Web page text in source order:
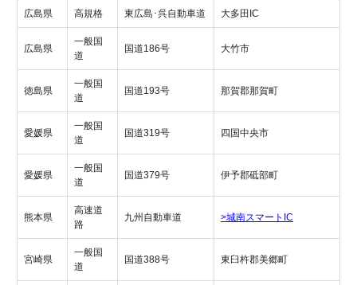
広島県 高規格 東広島･呉自動車道 大多田IC
広島県
一般国
道
国道186号 大竹市
徳島県
一般国
道
国道193号 那賀郡那賀町
愛媛県
一般国
道
国道319号 四国中央市
愛媛県
一般国
道
国道379号 伊予郡砥部町
熊本県
高速道
路
九州自動車道 >城南スマートIC
宮崎県
一般国
道
国道388号 東臼杵郡美郷町